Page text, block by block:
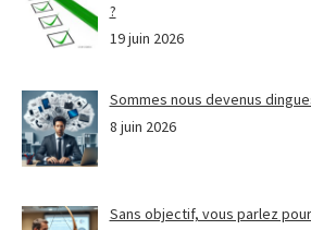
?
19 juin 2026
Sommes nous devenus
8 juin 2026
Sans objectif, vous parlez